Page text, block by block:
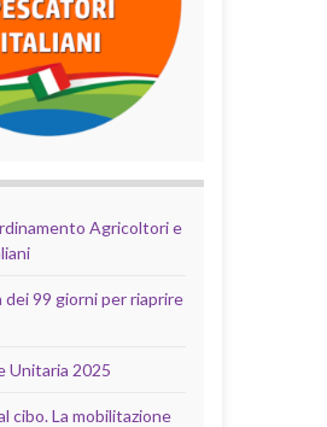
Agricoltori e
dei 99 giorni per riaprire
Unitaria 2025
cibo. La mobilitazione